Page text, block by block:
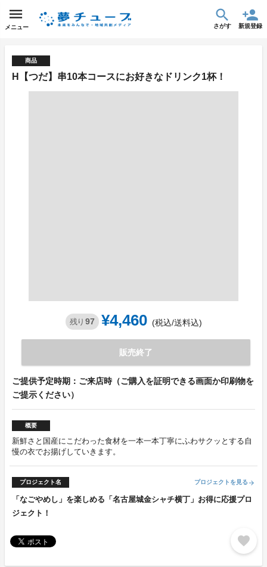
メニュー さがす 新規登録
商品
H【つだ】串10本コースにお好きなドリンク1杯！
残り 97 ¥4,460 (税込/送料込)
販売終了
ご提供予定時期：ご来店時（ご購入を証明できる画面か印刷物を
ご提示ください）
概要
新鮮さと国産にこだわった食材を一本一本丁寧にふわサクッとする自
慢の衣でお揚げしていきます。
プロジェクト名 プロジェクトを見る arrow_forward
「なごやめし」を楽しめる「名古屋城金シャチ横丁」お得に応援プロ
ジェクト！
favorite